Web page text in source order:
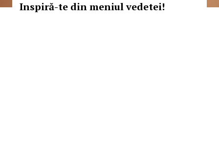
Inspiră-te din meniul vedetei!